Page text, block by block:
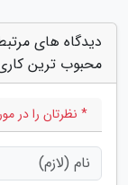
دیدگاه های
محبوب ترین
* نظرتان را در